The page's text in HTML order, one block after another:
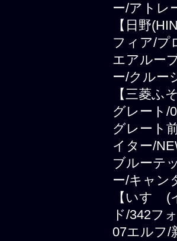
ー/アトレ
【日野
フィア/プ
エアルー
ー/クルー
【三菱ふ
グレート/
グレート
イター/
ブルーテ
ー/キャン
【いすゞ
ド/342フ
07エルフ/